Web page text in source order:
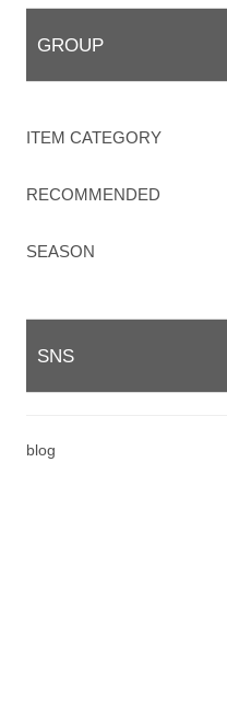
GROUP
ITEM CATEGORY
RECOMMENDED
SEASON
SNS
blog